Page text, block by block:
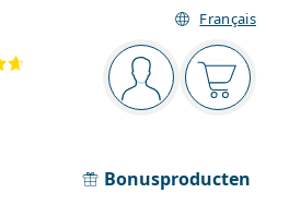
Français
Navigatie
Je bent ingelogd
Jouw
Bonusproducten